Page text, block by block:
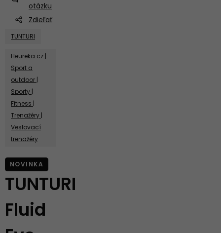
otázku
Zdieľať
TUNTURI
Heureka.cz |
Sport a
outdoor |
Sporty |
Fitness |
Trenažéry |
Veslovací
trenažéry
NOVINKA
TUNTURI
Fluid